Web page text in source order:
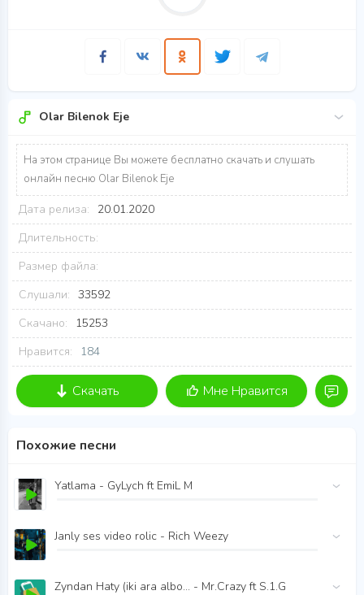
Olar Bilenok Eje
На этом странице Вы можете бесплатно скачать и слушать
онлайн песню Olar Bilenok Eje
Дата релиза:
20.01.2020
Длительность:
Размер файла:
Слушали: 33592
Скачано:
15253
Нравится:
184
Скачать Мне Нравится
Похожие песни
Yatlama - GyLych ft EmiL M
Janly ses video rolic - Rich Weezy
Zyndan Haty (iki ara albo... - Mr.Crazy ft S.1.G